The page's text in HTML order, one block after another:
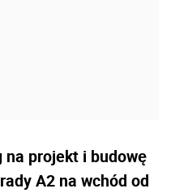
na projekt i budowę
A2 na wchód od